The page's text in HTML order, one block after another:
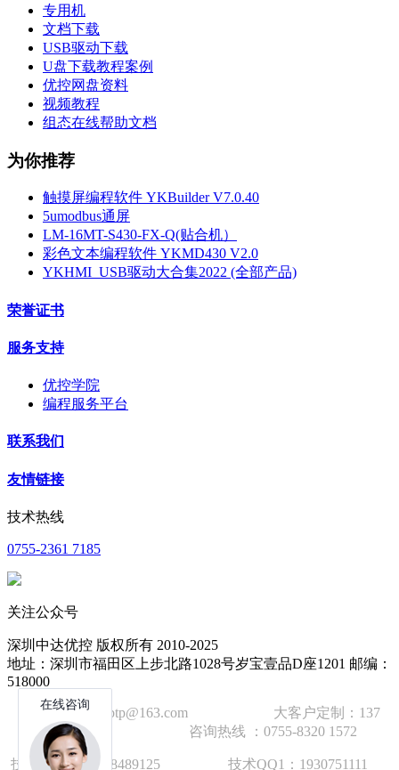
专用机
文档下载
USB驱动下载
U盘下载教程案例
优控网盘资料
视频教程
组态在线帮助文档
为你推荐
触摸屏编程软件 YKBuilder V7.0.40
5umodbus通屏
LM-16MT-S430-FX-Q(贴合机）
彩色文本编程软件 YKMD430 V2.0
YKHMI_USB驱动大合集2022 (全部产品)
荣誉证书
服务支持
优控学院
编程服务平台
联系我们
友情链接
技术热线
0755-2361 7185
关注公众号
深圳中达优控 版权所有 2010-2025
地址：深圳市福田区上步北路1028号岁宝壹品D座1201 邮编：
518000
技术邮箱：wzbtp@163.com 大客户定制：137
1392 2586 咨询热线 ：0755-8320 1572
技术手机：18928489125 技术QQ1：1930751111